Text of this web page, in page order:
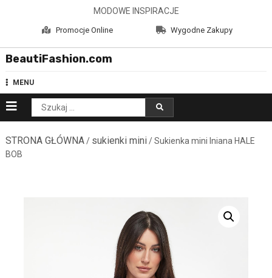
MODOWE INSPIRACJE
Promocje Online Wygodne Zakupy
BeautiFashion.com
MENU
Szukaj:
STRONA GŁÓWNA/ sukienki mini/ Sukienka mini lniana HALE
BOB